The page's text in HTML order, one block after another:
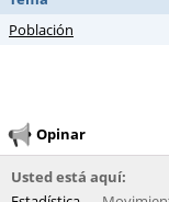
Población
Opinar
Usted está aquí: